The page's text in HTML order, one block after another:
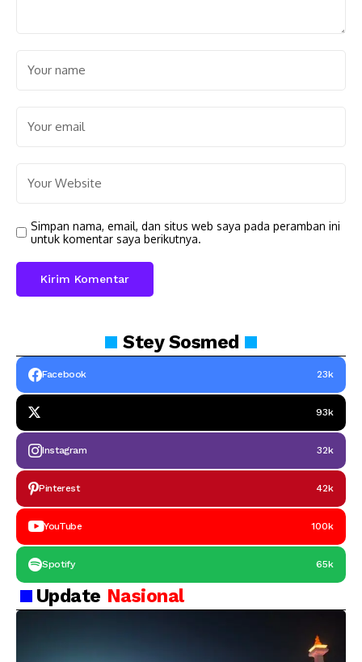
Simpan nama, email, dan situs web saya pada peramban ini
untuk komentar saya berikutnya.
SteySosmed
Facebook 23k
93k
Instagram 32k
Pinterest 42k
YouTube 100k
Spotify 65k
Update Nasional